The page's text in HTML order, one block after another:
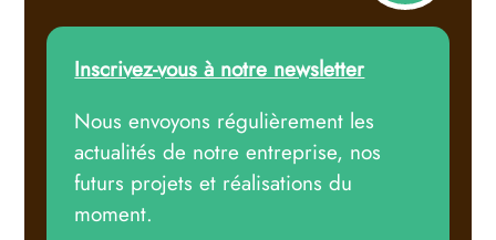
Inscrivez-vous à notre newsletter
Nous envoyons régulièrement les
actualités de notre entreprise, nos
futurs projets et réalisations du
moment.